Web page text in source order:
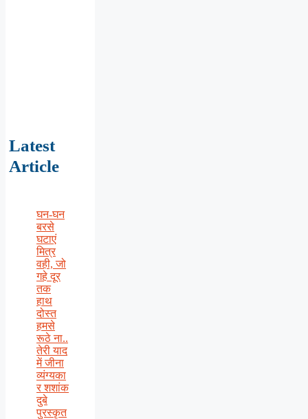
Latest
Article
घन-घन
बरसे
घटाएं
मित्र
वही, जो
गहे दूर
तक
हाथ
दोस्त
हमसे
रूठे ना..
तेरी याद
में जीना
व्यंग्यका
र शशांक
दुबे
पुरस्कृत